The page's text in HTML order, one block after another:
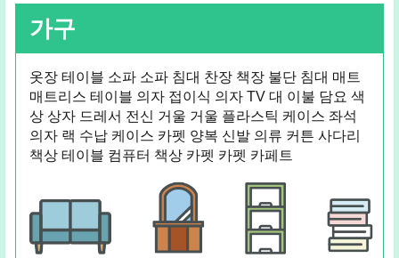
가구
옷장 테이블 소파 소파 침대 찬장 책장 불단 침대 매트
매트리스 테이블 의자 접이식 의자 TV 대 이불 담요 색
상 상자 드레서 전신 거울 거울 플라스틱 케이스 좌석
의자 랙 수납 케이스 카펫 양복 신발 의류 커튼 사다리
책상 테이블 컴퓨터 책상 카펫 카펫 카페트